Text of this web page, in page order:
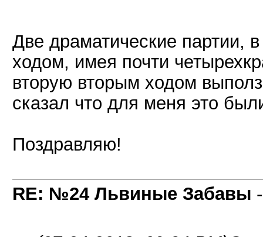
Две драматические партии,
ходом, имея почти
вторую вторым ходом
сказал что для меня это
Поздравляю!
RE: №24 Львиные Забавы